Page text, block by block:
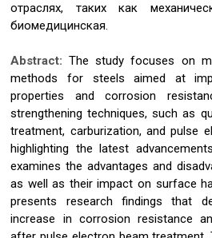
отраслях, таких как
биомедицинская.
Abstract:The study focuses on
methods for steels aimed at
properties and corrosion
strengthening techniques, such as
treatment, carburization, and pulse
highlighting the latest
examines the advantages and
as well as their impact on surface
presents research findings that
increase in corrosion resistance